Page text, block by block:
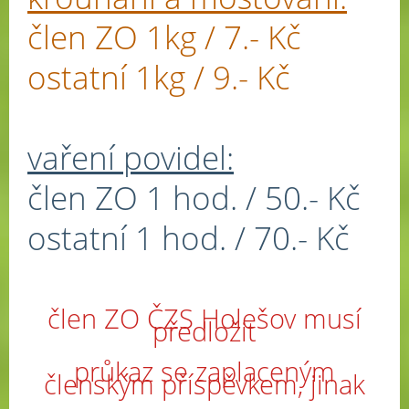
člen ZO 1kg / 7.- Kč
ostatní 1kg / 9.- Kč
vaření povidel:
člen ZO 1 hod. / 50.- Kč
ostatní 1 hod. / 70.- Kč
člen ZO ČZS Holešov musí
předložit
průkaz se zaplaceným
členským příspěvkem, jinak